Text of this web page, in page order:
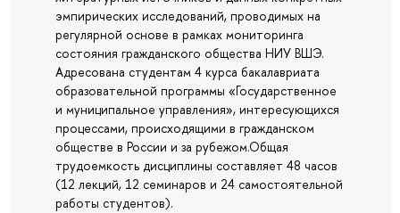
эмпирических исследований, проводимых на
регулярной основе в рамках мониторинга
состояния гражданского общества НИУ ВШЭ.
Адресована студентам 4 курса бакалавриата
образовательной программы «Государственное
и муниципальное управления», интересующихся
процессами, происходящими в гражданском
обществе в России и за рубежом.Общая
трудоемкость дисциплины составляет 48 часов
(12 лекций, 12 семинаров и 24 самостоятельной
работы студентов).